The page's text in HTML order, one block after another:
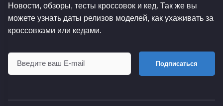
Новости, обзоры, тесты кроссовок и кед. Так же вы
можете узнать даты релизов моделей, как ухаживать за
кроссовками или кедами.
Подписаться